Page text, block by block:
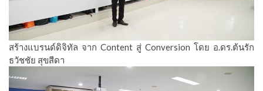
สร้างแบรนด์ดิจิทัล จาก Content สู่ Conversion โดย อ.ดร.ต้นรัก
ธวัชชัย สุขสีดา